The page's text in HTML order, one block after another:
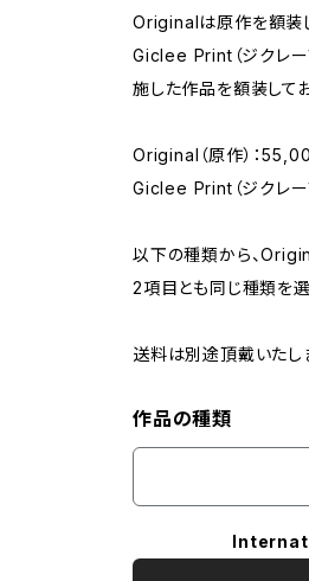
Originalは原作を額装
Giclee Print（ジクレー
施した作品を額装して
Original（原作）：
Giclee Print（ジクレー
以下の種類から、
2項目とも同じ種類を選
送料は別途頂戴いたし
作品の種類